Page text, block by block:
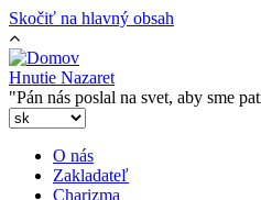
Skočiť na hlavný obsah
Hnutie Nazaret
"Pán nás poslal na svet, aby sme
O nás
Zakladateľ
Charizma